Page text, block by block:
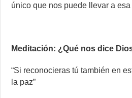
único que nos puede llevar a esa
Meditación: ¿Qué nos dice
“Si reconocieras tú también en
la paz”